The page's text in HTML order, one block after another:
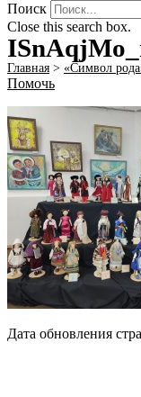
Поиск
Close this search box.
Главная > «Символ
Помочь
Дата обновления